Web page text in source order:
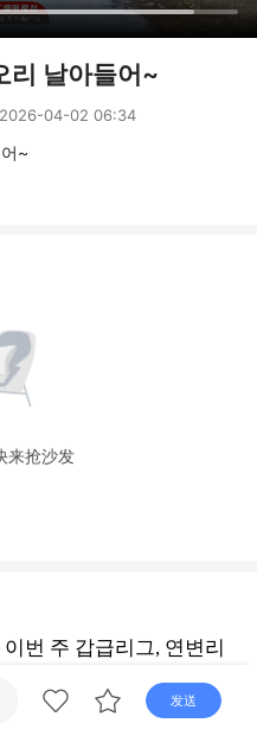
리 날아들어~
2026-04-02 06:34
~
来抢沙发
번 주 갑급리그, 연변리
发送